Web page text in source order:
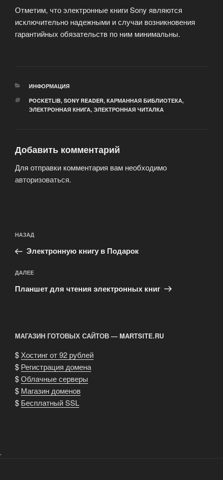
Отметим, что электронные книги Sony являются
исключительно надежными и случаи возникновения
гарантийных обязательств по ним минимальны.
РУБРИКИ
ИНФОРМАЦИЯ
МЕТКИ
POCKETLIB, SONY READER, КАРМАННАЯ БИБЛИОТЕКА,
ЭЛЕКТРОННАЯ КНИГА, ЭЛЕКТРОННАЯ ЧИТАЛКА
Добавить комментарий
Для отправки комментария вам необходимо
авторизоваться.
по
записям
Предыдущая
запись:
НАЗАД
Электронную книгу в Подарок
Следующая
запись
ДАЛЕЕ
Планшет для чтения электронных книг
МАГАЗИН ГОТОВЫХ САЙТОВ — MARTSITE.RU
$Хостинг от 92 рублей
$ Регистрация домена
$Облачные серверы
$ Магазин доменов
$ Бесплатный SSL
.